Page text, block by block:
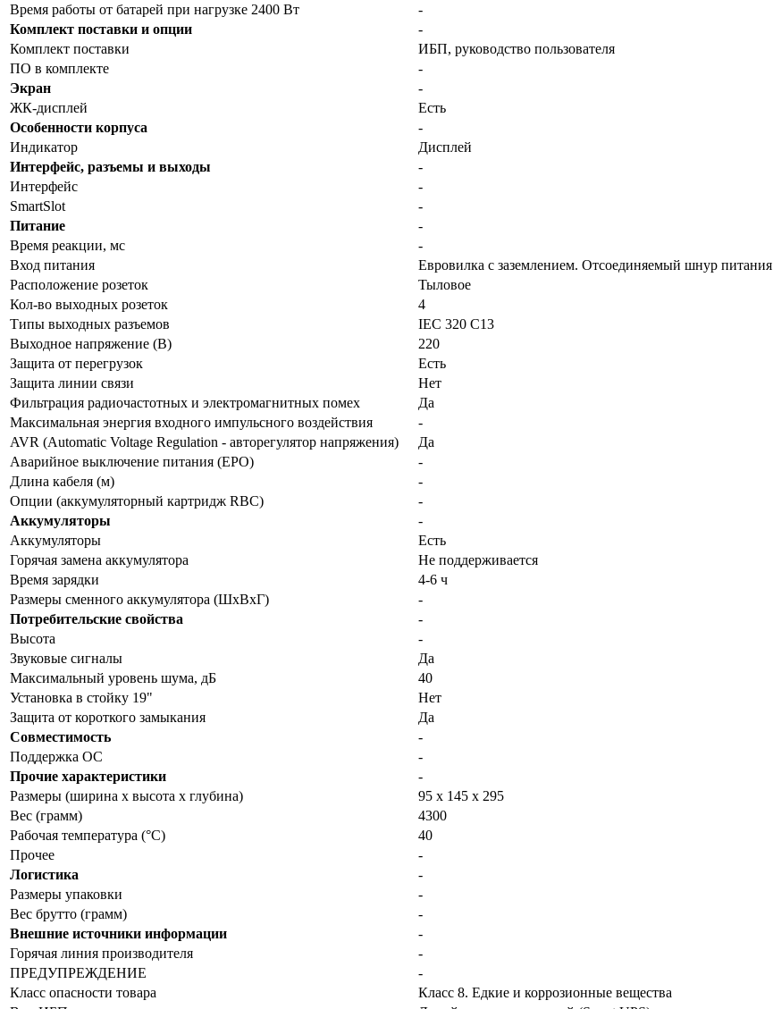
Время работы от батарей при нагрузке 2400 Вт
-
Комплект поставки и опции
-
Комплект поставки
ИБП, руководство пользователя
ПО в комплекте
-
Экран
-
ЖК-дисплей
Есть
Особенности корпуса
-
Индикатор
Дисплей
Интерфейс, разъемы и выходы
-
Интерфейс
-
SmartSlot
-
Питание
-
Время реакции, мс
-
Вход питания
Евровилка с заземлением. Отсоединяемый шнур питания
Расположение розеток
Тыловое
Кол-во выходных розеток
4
Типы выходных разъемов
IEC 320 C13
Выходное напряжение (В)
220
Защита от перегрузок
Есть
Защита линии связи
Нет
Фильтрация радиочастотных и электромагнитных помех
Да
Максимальная энергия входного импульсного воздействия
-
AVR (Automatic Voltage Regulation - авторегулятор напряжения)
Да
Аварийное выключение питания (EPO)
-
Длина кабеля (м)
-
Опции (аккумуляторный картридж RBC)
-
Аккумуляторы
-
Аккумуляторы
Есть
Горячая замена аккумулятора
Не поддерживается
Время зарядки
4-6 ч
Размеры сменного аккумулятора (ШхВхГ)
-
Потребительские свойства
-
Высота
-
Звуковые сигналы
Да
Максимальный уровень шума, дБ
40
Установка в стойку 19"
Нет
Защита от короткого замыкания
Да
Совместимость
-
Поддержка ОС
-
Прочие характеристики
-
Размеры (ширина x высота x глубина)
95 х 145 х 295
Вес (грамм)
4300
Рабочая температура (°C)
40
Прочее
-
Логистика
-
Размеры упаковки
-
Вес брутто (грамм)
-
Внешние источники информации
-
Горячая линия производителя
-
ПРЕДУПРЕЖДЕНИЕ
-
Класс опасности товара
Класс 8. Едкие и коррозионные вещества